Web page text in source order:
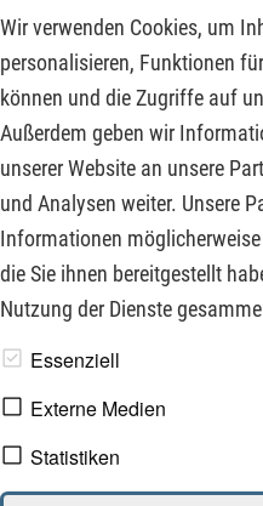
Wir verwenden Cookies, um
personalisieren, Funktionen
können und die Zugriffe auf
Außerdem geben wir
unserer Website an unsere
und Analysen weiter. Unsere
Informationen
die Sie ihnen bereitgestellt
Nutzung der Dienste
Essenziell
Externe Medien
Statistiken
erneuten tieferen Tief beim
Variante vom Tisch und
Alternative aber gleichzeitig
bleibenden Möglichkeiten.
denn damit ergeben sich im
Chancen Risiko
ZUM
www.derfinanzinvestor.de - ©
Impressum
Datenschutz